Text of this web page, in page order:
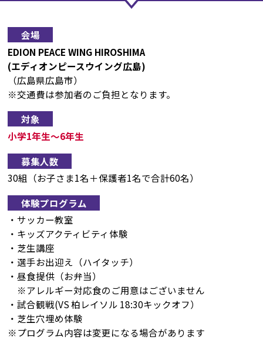
会場
EDION PEACE WING HIROSHIMA
(エディオンピースウイング広島)
（広島県広島市）
※交通費は参加者のご負担となります。
対象
小学1年生〜6年生
募集人数
30組（お子さま1名＋保護者1名で合計60名）
体験プログラム
・サッカー教室
・キッズアクティビティ体験
・芝生講座
・選手お出迎え（ハイタッチ）
・昼食提供（お弁当）
※アレルギー対応食のご用意はございません
・試合観戦(VS 柏レイソル 18:30キックオフ）
・芝生穴埋め体験
※プログラム内容は変更になる場合があります